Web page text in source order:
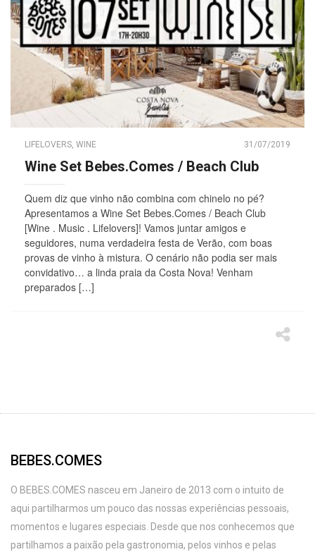
LIFELOVERS, WINE 31/07/2019
Wine Set Bebes.Comes / Beach Club
Quem diz que vinho não combina com chinelo no pé?
Apresentamos a Wine Set Bebes.Comes / Beach Club
[Wine . Music . Lifelovers]! Vamos juntar amigos e
seguidores, numa verdadeira festa de Verão, com boas
provas de vinho à mistura. O cenário não podia ser mais
convidativo… a linda praia da Costa Nova! Venham
preparados […]
BEBES.COMES
O BEBES.COMES nasceu em Janeiro de 2013 com o intuito de
aqui partilharmos um pouco das nossas experiências pessoais,
momentos e lugares especiais. Desde que nos conhecemos que
partilhamos a paixão pela gastronomia, pelos vinhos e pelas